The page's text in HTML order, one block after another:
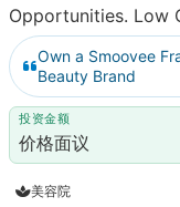
Opportunities. Low
Own a Smoovee
Beauty Brand
投资金额
价格面议
美容院